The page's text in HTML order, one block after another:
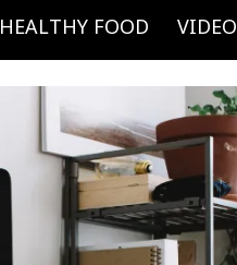
HEALTHY FOOD VIDEO